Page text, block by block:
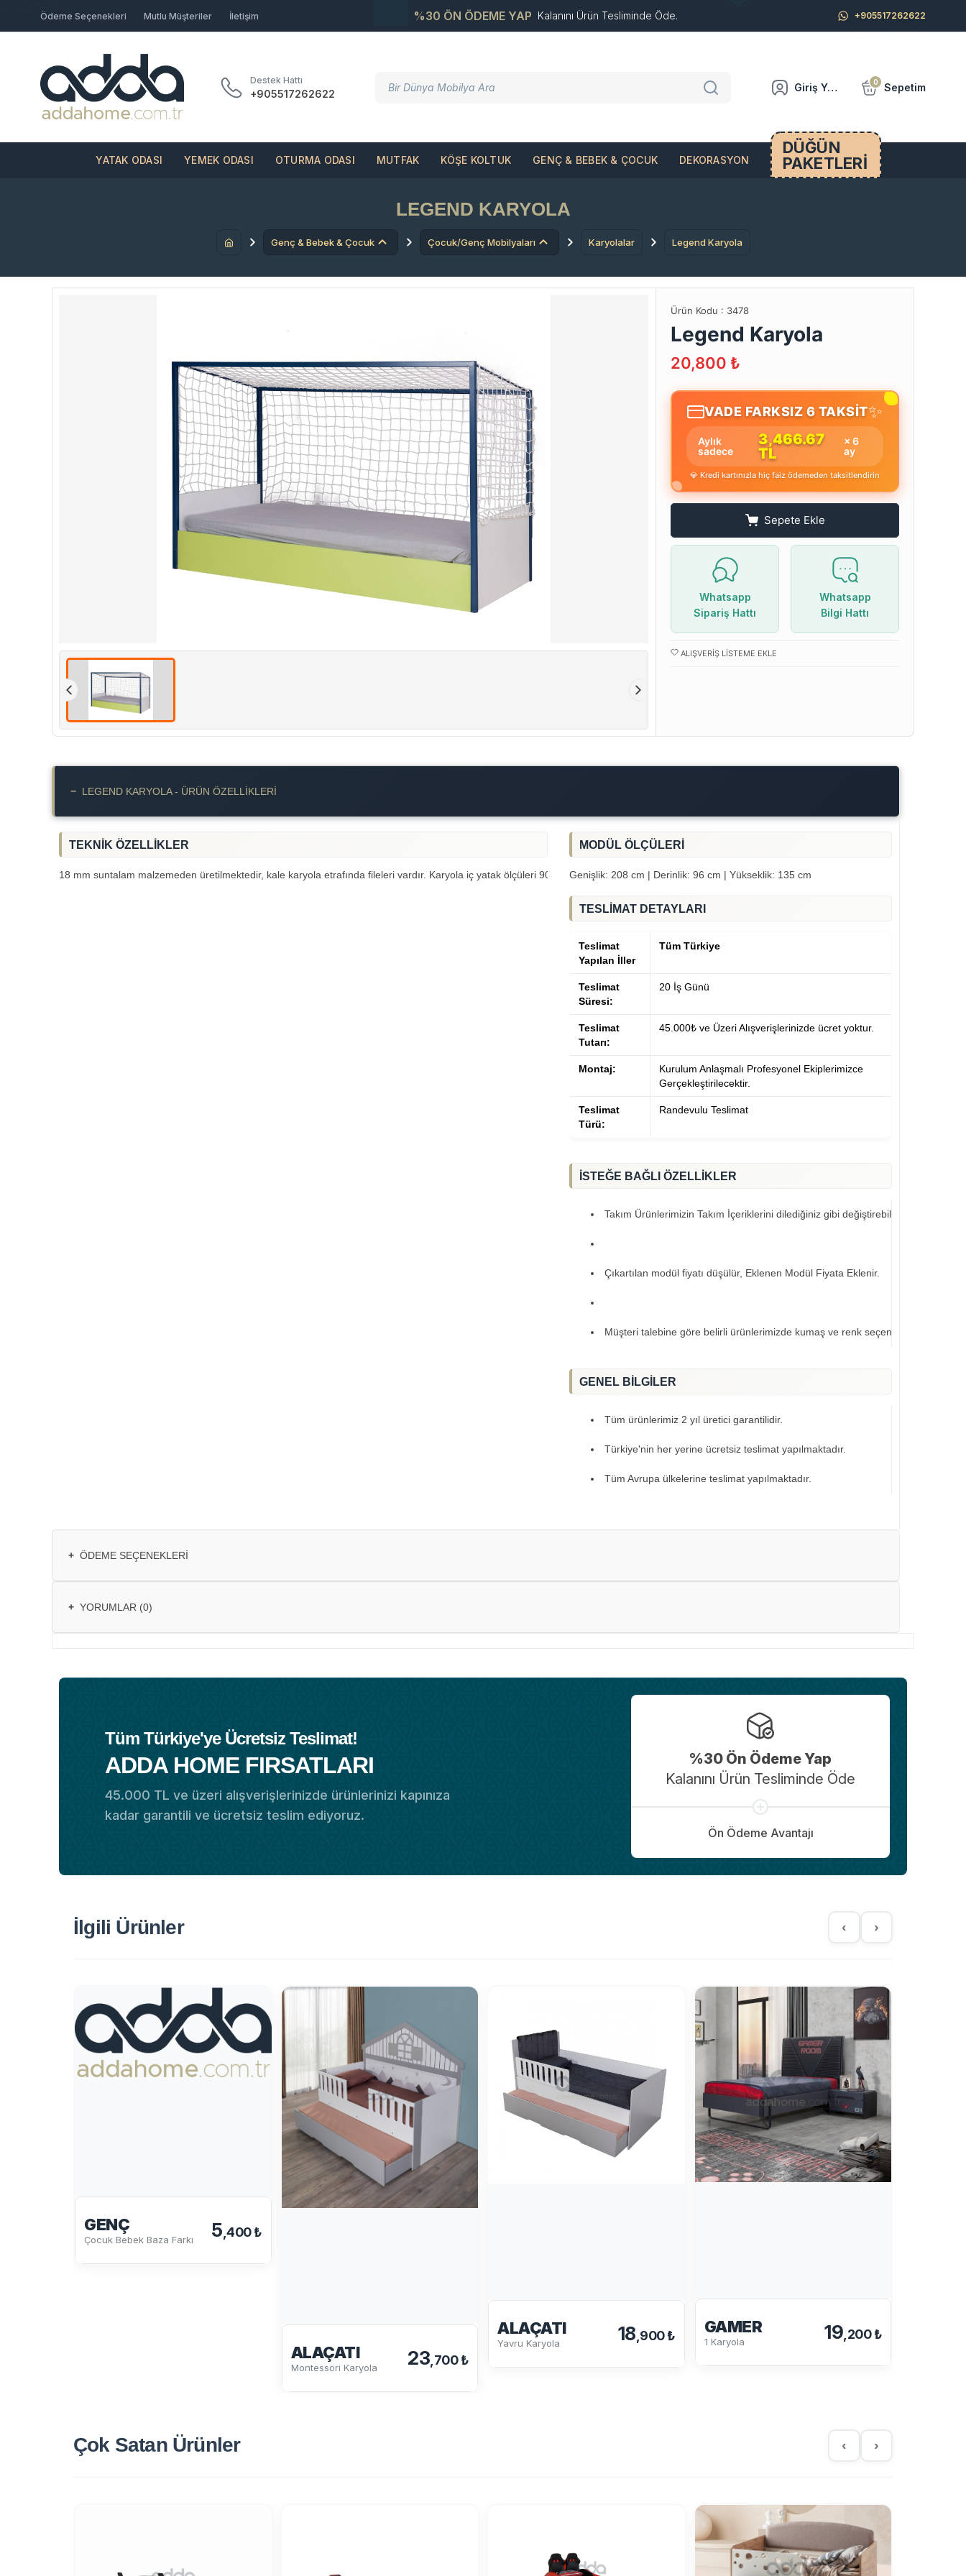
Ödeme Seçenekleri Mutlu Müşteriler İletişim %30 ÖN ÖDEME YAP Kalanını Ürün Tesliminde Öde. +905517262622
Destek Hattı
+905517262622
Giriş Yap 0 Sepetim
YATAK ODASI YEMEK ODASI OTURMA ODASI MUTFAK KÖŞE KOLTUK GENÇ & BEBEK & ÇOCUK DEKORASYON
DÜĞÜN
PAKETLERİ
LEGEND KARYOLA
Genç & Bebek & Çocuk Çocuk/Genç Mobilyaları Karyolalar Legend Karyola
Ürün Kodu : 3478
Legend Karyola
20,800 ₺
VADE FARKSIZ 6 TAKSİT✨
Aylık
sadece
3,466.67
TL
× 6
ay
💎 Kredi kartınızla hiç faiz ödemeden taksitlendirin
Sepete Ekle
Whatsapp
Sipariş Hattı
Whatsapp
Bilgi Hattı
ALIŞVERIŞ LISTEME EKLE
− LEGEND KARYOLA - ÜRÜN ÖZELLIKLERI
TEKNİK ÖZELLİKLER
18 mm suntalam malzemeden üretilmektedir, kale karyola etrafında fileleri vardır. Karyola iç yatak ölçüleri 90 x 200 cm'dir, maksimum yatak kalınlığı 24 cm olmalıdır.
MODÜL ÖLÇÜLERİ
Genişlik: 208 cm | Derinlik: 96 cm | Yükseklik: 135 cm
TESLİMAT DETAYLARI
Teslimat
Yapılan İller
Tüm Türkiye
Teslimat
Süresi:
20 İş Günü
Teslimat
Tutarı:
45.000₺ ve Üzeri Alışverişlerinizde ücret yoktur.
Montaj:
Kurulum Anlaşmalı Profesyonel Ekiplerimizce
Gerçekleştirilecektir.
Teslimat
Türü:
Randevulu Teslimat
İSTEĞE BAĞLI ÖZELLİKLER
Takım Ürünlerimizin Takım İçeriklerini dilediğiniz gibi değiştirebilirsiniz..
Çıkartılan modül fiyatı düşülür, Eklenen Modül Fiyata Eklenir.
Müşteri talebine göre belirli ürünlerimizde kumaş ve renk seçeneklerimiz
GENEL BİLGİLER
Tüm ürünlerimiz 2 yıl üretici garantilidir.
Türkiye'nin her yerine ücretsiz teslimat yapılmaktadır.
Tüm Avrupa ülkelerine teslimat yapılmaktadır.
+ ÖDEME SEÇENEKLERI
+ YORUMLAR (0)
Tüm Türkiye'ye Ücretsiz Teslimat!
ADDA HOME FIRSATLARI
45.000 TL ve üzeri alışverişlerinizde ürünlerinizi kapınıza
kadar garantili ve ücretsiz teslim ediyoruz.
%30 Ön Ödeme Yap
Kalanını Ürün Tesliminde Öde
Ön Ödeme Avantajı
İlgili Ürünler ‹ ›
GENÇ
Çocuk Bebek Baza Farkı 5,400 ₺
ALAÇATI
Montessöri Karyola 23 ,700 ₺
ALAÇATI
Yavru Karyola 18 ,900 ₺ GAMER
1 Karyola 19 ,200 ₺
Çok SatanÜrünler ‹ ›